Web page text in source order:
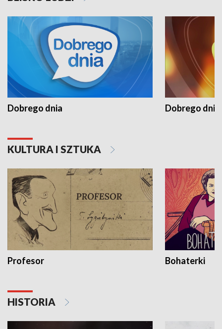
Dobrego dnia Dobrego dnia
KULTURA I SZTUKA
Profesor Bohaterki
HISTORIA